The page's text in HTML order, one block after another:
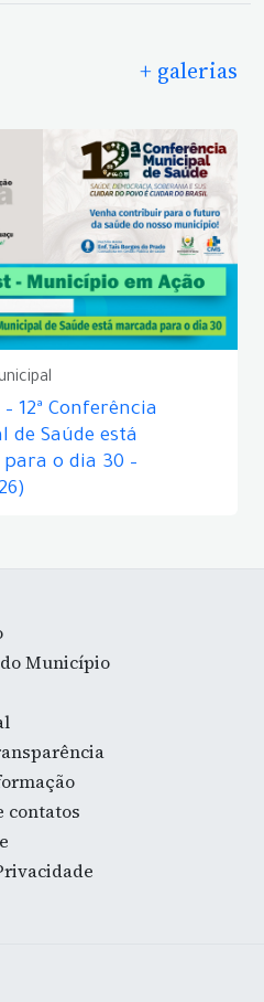
+ galerias
12ª Conferência
de Saúde está
o dia 30 –
Município
contatos